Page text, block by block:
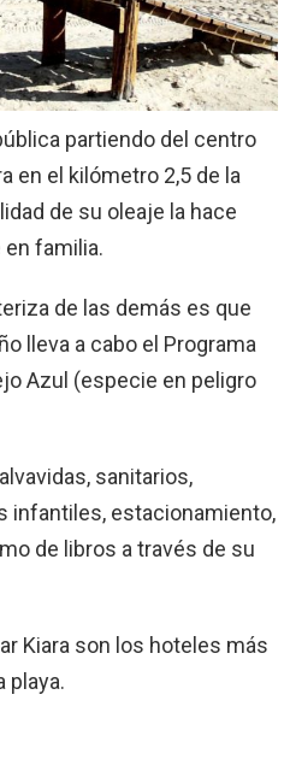
partiendo del centro
en el kilómetro 2,5 de la
de su oleaje la hace
familia.
de las demás es que
lleva a cabo el Programa
Azul (especie en peligro
sanitarios,
infantiles, estacionamiento,
de libros a través de su
Kiara son los hoteles más
playa.